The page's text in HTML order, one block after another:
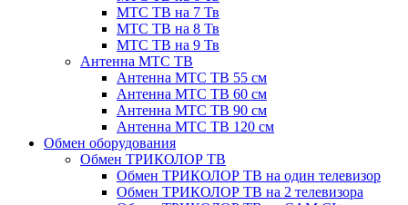
МТС ТВ на 7 Тв
МТС ТВ на 8 Тв
МТС ТВ на 9 Тв
Антенна МТС ТВ
Антенна МТС ТВ 55 см
Антенна МТС ТВ 60 см
Антенна МТС ТВ 90 см
Антенна МТС ТВ 120 см
Обмен оборудования
Обмен ТРИКОЛОР ТВ
Обмен ТРИКОЛОР ТВ на один телевизор
Обмен ТРИКОЛОР ТВ на 2 телевизора